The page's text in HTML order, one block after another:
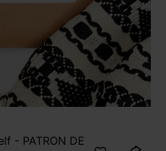
- PATRON DE